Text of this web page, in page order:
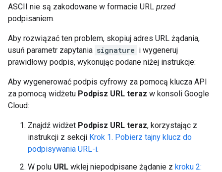
ASCII nie są zakodowane w formacie URL przed
podpisaniem.
Aby rozwiązać ten problem, skopiuj adres URL żądania,
usuń parametr zapytania signature i wygeneruj
prawidłowy podpis, wykonując podane niżej instrukcje:
Aby wygenerować podpis cyfrowy za pomocą klucza API
za pomocą widżetu Podpisz URL teraz w konsoli Google
Cloud:
Znajdź widżet Podpisz URL teraz, korzystając z
instrukcji z sekcji Krok 1. Pobierz tajny klucz do
podpisywania URL-i.
W polu URL wklej niepodpisane żądanie z kroku 2: